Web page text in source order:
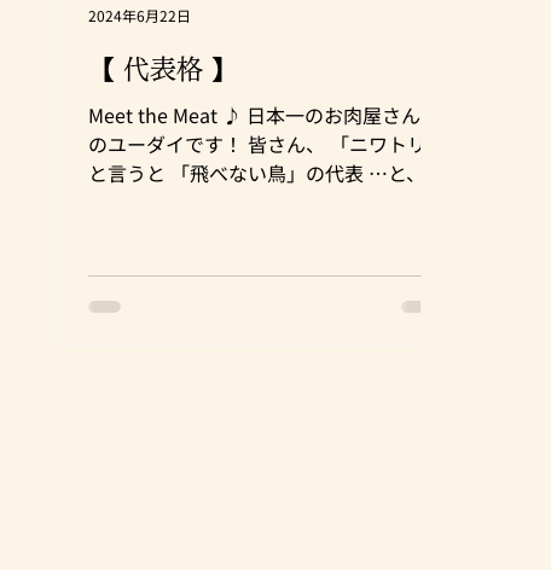
【 代表格 】
Meet the Meat ♪ 日本一のお肉屋さん 肉
のユーダイです！ 皆さん、 「ニワトリ」
と言うと 「飛べない鳥」の代表 …と、い
2024年6月22日